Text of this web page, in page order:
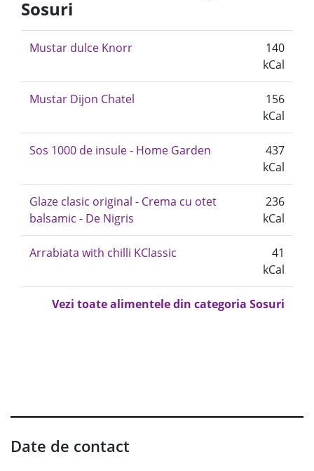
Sosuri
Mustar dulce Knorr
140
kCal
Mustar Dijon Chatel
156
kCal
Sos 1000 de insule - Home Garden
437
kCal
Glaze clasic original - Crema cu otet
balsamic - De Nigris
236
kCal
Arrabiata with chilli KClassic
41
kCal
Vezi toate alimentele din categoria Sosuri
Date de contact